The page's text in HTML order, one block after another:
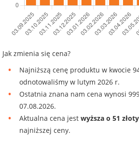
Jak zmienia się cena?
Najniższą cenę produktu w kwocie
odnotowaliśmy w lutym 2026 r.
Ostatnia znana nam cena wynosi
07.08.2026.
Aktualna cena jest wyższa o 51
najniższej ceny.